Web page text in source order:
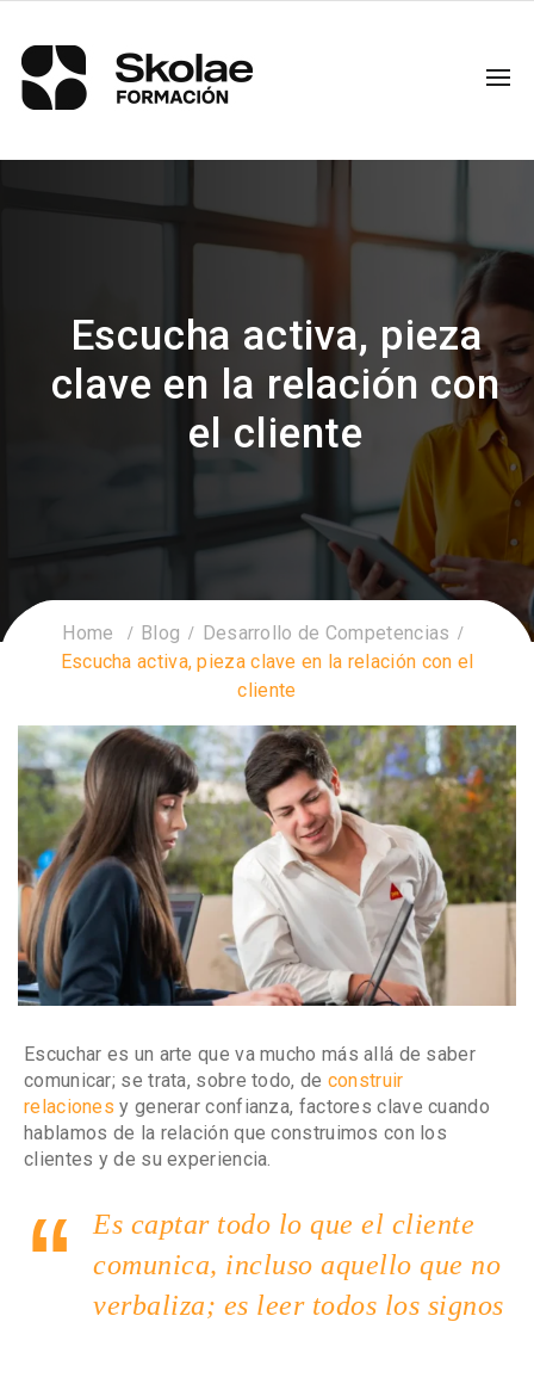
Escucha activa, pieza
clave en la relación con
el cliente
Home Blog
Desarrollo de Competencias
Escucha activa, pieza clave en la relación con el
cliente
Escuchar es un arte que va mucho más allá de saber
comunicar; se trata, sobre todo, de construir
relaciones y generar confianza, factores clave cuando
hablamos de la relación que construimos con los
clientes y de su experiencia.
Es captar todo lo que el cliente
comunica, incluso aquello que no
verbaliza; es leer todos los signos